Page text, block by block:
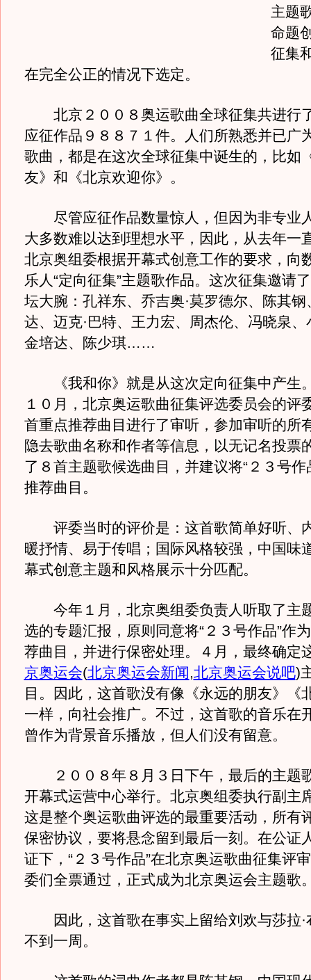
主题
命题
征集
在完全公正的情况下选定。
北京２００８奥运歌曲全球征集共进行
应征作品９８８７１件。人们所熟悉并已广
歌曲，都是在这次全球征集中诞生的，比如
友》和《北京欢迎你》。
尽管应征作品数量惊人，但因为非专业
大多数难以达到理想水平，因此，从去年一
北京奥组委根据开幕式创意工作的要求，向
乐人“定向征集”主题歌作品。这次征集邀请
坛大腕：孔祥东、乔吉奥·莫罗德尔、陈其
达、迈克·巴特、王力宏、周杰伦、冯晓泉
金培达、陈少琪……
《我和你》就是从这次定向征集中产生
１０月，北京奥运歌曲征集评选委员会的评
首重点推荐曲目进行了审听，参加审听的所
隐去歌曲名称和作者等信息，以无记名投票
了８首主题歌候选曲目，并建议将“２３号作
推荐曲目。
评委当时的评价是：这首歌简单好听、
暖抒情、易于传唱；国际风格较强，中国味
幕式创意主题和风格展示十分匹配。
今年１月，北京奥组委负责人听取了主
选的专题汇报，原则同意将“２３号作品”作
荐曲目，并进行保密处理。４月，最终确定
京奥运会(北京奥运会新闻,北京奥运会说吧)
目。因此，这首歌没有像《永远的朋友》《
一样，向社会推广。不过，这首歌的音乐在
曾作为背景音乐播放，但人们没有留意。
２００８年８月３日下午，最后的主题
开幕式运营中心举行。北京奥组委执行副主
这是整个奥运歌曲评选的最重要活动，所有
保密协议，要将悬念留到最后一刻。在公证
证下，“２３号作品”在北京奥运歌曲征集评
委们全票通过，正式成为北京奥运会主题歌
因此，这首歌在事实上留给刘欢与莎拉·
不到一周。